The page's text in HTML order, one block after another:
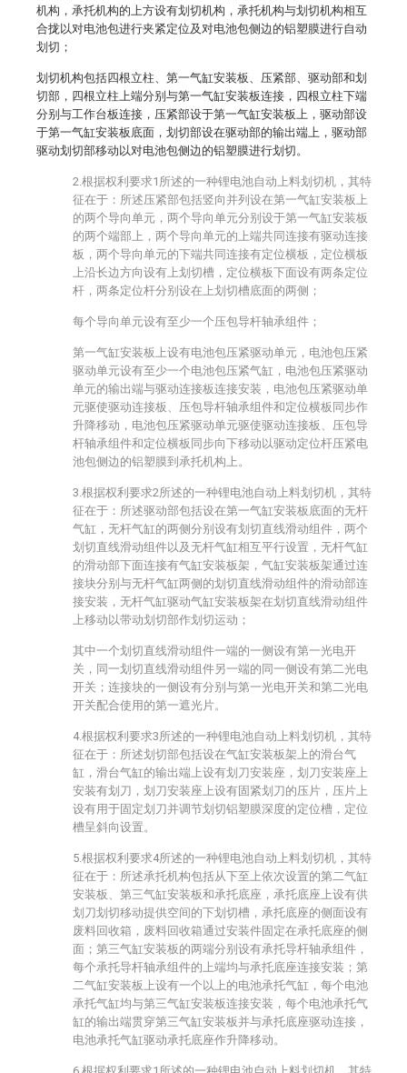
机构，承托机构的上方设有划切机构，承托机构与划切机构相互
合拢以对电池包进行夹紧定位及对电池包侧边的铝塑膜进行自动
划切；
划切机构包括四根立柱、第一气缸安装板、压紧部、驱动部和划
切部，四根立柱上端分别与第一气缸安装板连接，四根立柱下端
分别与工作台板连接，压紧部设于第一气缸安装板上，驱动部设
于第一气缸安装板底面，划切部设在驱动部的输出端上，驱动部
驱动划切部移动以对电池包侧边的铝塑膜进行划切。
2.根据权利要求1所述的一种锂电池自动上料划切机，其特
征在于：所述压紧部包括竖向并列设在第一气缸安装板上
的两个导向单元，两个导向单元分别设于第一气缸安装板
的两个端部上，两个导向单元的上端共同连接有驱动连接
板，两个导向单元的下端共同连接有定位横板，定位横板
上沿长边方向设有上划切槽，定位横板下面设有两条定位
杆，两条定位杆分别设在上划切槽底面的两侧；
每个导向单元设有至少一个压包导杆轴承组件；
第一气缸安装板上设有电池包压紧驱动单元，电池包压紧
驱动单元设有至少一个电池包压紧气缸，电池包压紧驱动
单元的输出端与驱动连接板连接安装，电池包压紧驱动单
元驱使驱动连接板、压包导杆轴承组件和定位横板同步作
升降移动，电池包压紧驱动单元驱使驱动连接板、压包导
杆轴承组件和定位横板同步向下移动以驱动定位杆压紧电
池包侧边的铝塑膜到承托机构上。
3.根据权利要求2所述的一种锂电池自动上料划切机，其特
征在于：所述驱动部包括设在第一气缸安装板底面的无杆
气缸，无杆气缸的两侧分别设有划切直线滑动组件，两个
划切直线滑动组件以及无杆气缸相互平行设置，无杆气缸
的滑动部下面连接有气缸安装板架，气缸安装板架通过连
接块分别与无杆气缸两侧的划切直线滑动组件的滑动部连
接安装，无杆气缸驱动气缸安装板架在划切直线滑动组件
上移动以带动划切部作划切运动；
其中一个划切直线滑动组件一端的一侧设有第一光电开
关，同一划切直线滑动组件另一端的同一侧设有第二光电
开关；连接块的一侧设有分别与第一光电开关和第二光电
开关配合使用的第一遮光片。
4.根据权利要求3所述的一种锂电池自动上料划切机，其特
征在于：所述划切部包括设在气缸安装板架上的滑台气
缸，滑台气缸的输出端上设有划刀安装座，划刀安装座上
安装有划刀，划刀安装座上设有固紧划刀的压片，压片上
设有用于固定划刀并调节划切铝塑膜深度的定位槽，定位
槽呈斜向设置。
5.根据权利要求4所述的一种锂电池自动上料划切机，其特
征在于：所述承托机构包括从下至上依次设置的第二气缸
安装板、第三气缸安装板和承托底座，承托底座上设有供
划刀划切移动提供空间的下划切槽，承托底座的侧面设有
废料回收箱，废料回收箱通过安装件固定在承托底座的侧
面；第三气缸安装板的两端分别设有承托导杆轴承组件，
每个承托导杆轴承组件的上端均与承托底座连接安装；第
二气缸安装板上设有一个以上的电池承托气缸，每个电池
承托气缸均与第三气缸安装板连接安装，每个电池承托气
缸的输出端贯穿第三气缸安装板并与承托底座驱动连接，
电池承托气缸驱动承托底座作升降移动。